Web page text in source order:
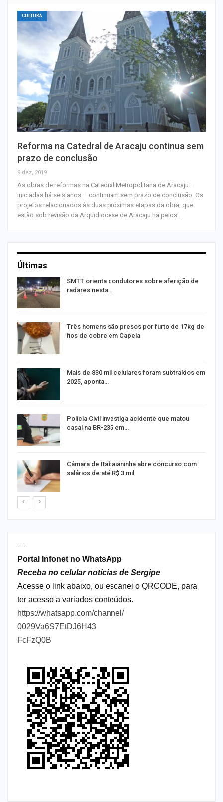
CULTURA
Reforma na Catedral de Aracaju continua sem
prazo de conclusão
9 dez, 2019
As obras de reformas na Catedral Metropolitana de Aracaju –
iniciadas há seis anos – continuam sem prazo de conclusão. Os
projetos relacionados às duas próximas etapas da obra, que
estão sob revisão da Arquidiocese de Aracaju há pelos…
Últimas
SMTT orienta condutores sobre aferição de
radares nesta…
Três homens são presos por furto de 17kg de
fios de cobre em Capela
Mais de 830 mil celulares foram subtraídos em
2025, aponta…
Polícia Civil investiga acidente que matou
casal na BR-235 em…
Câmara de Itabaianinha abre concurso com
salários de até R$ 3 mil
----
Portal Infonet no WhatsApp
Receba no celular notícias de Sergipe
Acesse o link abaixo, ou escanei o QRCODE, para
ter acesso a variados conteúdos.
https://whatsapp.com/channel/
0029Va6S7EtDJ6H43
FcFzQ0B